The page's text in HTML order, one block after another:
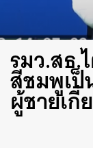
รมว.สธ.
สีชมพูเป็
ผู้ชายเกี่